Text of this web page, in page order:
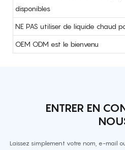
disponibles
NE PAS utiliser de liquide chaud
OEM ODM est le bienvenu
ENTRER EN
Laissez simplement votre nom, e-mail